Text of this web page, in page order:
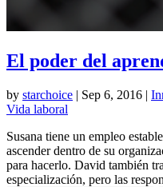
El poder del
by starchoice | Sep 6, 2016 |
Vida laboral
Susana tiene un empleo
ascender dentro de su
para hacerlo. David también
especialización, pero las